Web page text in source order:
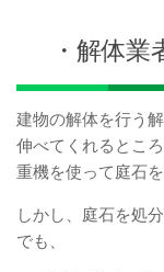
・解体業
建物の解体を行う
伸べてくれるところ
重機を使って庭石
しかし、庭石を処
でも、